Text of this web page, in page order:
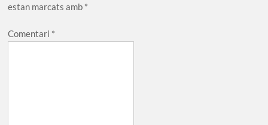
estan marcats amb *
Comentari *